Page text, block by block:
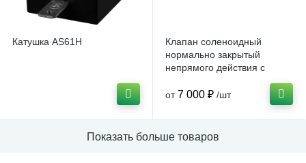
Катушка AS61H
Клапан соленоидный
нормально закрытый
непрямого действия с
YCP11(нерж.ст.)
от 7 000 ₽ /шт
Показать больше товаров